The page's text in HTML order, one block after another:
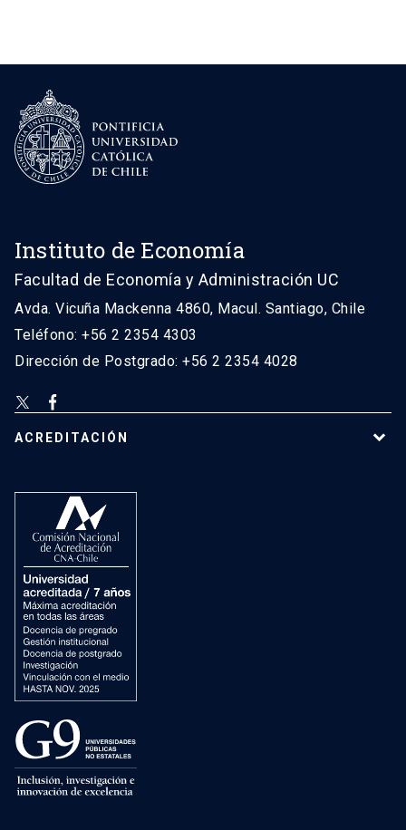
Instituto de Economía
Facultad de Economía y Administración UC
Avda. Vicuña Mackenna 4860, Macul. Santiago, Chile
Teléfono: +56 2 2354 4303
Dirección de Postgrado: +56 2 2354 4028
ACREDITACIÓN